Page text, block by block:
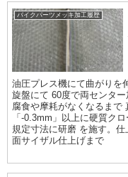
バイクパーツメッキ加工履歴
油圧プレス機にて曲がりを
旋盤にて 60度で両センタ
腐食や摩耗がなくなるまで
「-0.3mm」以上に硬質ク
規定寸法に研磨 を施す。
面サイザル仕上げまで